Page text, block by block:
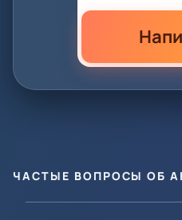
ЧАСТЫЕ ВОПРОСЫ ОБ